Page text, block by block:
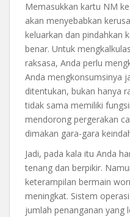
Memasukkan kartu NM
akan menyebabkan
keluarkan dan pindahkan
benar. Untuk
raksasa, Anda perlu
Anda mengkonsumsinya
ditentukan, bukan hanya
tidak sama memiliki
mendorong pergerakan
dimakan gara-gara
Jadi, pada kala itu Anda
tenang dan berpikir.
keterampilan bermain
meningkat. Sistem
jumlah penanganan yang